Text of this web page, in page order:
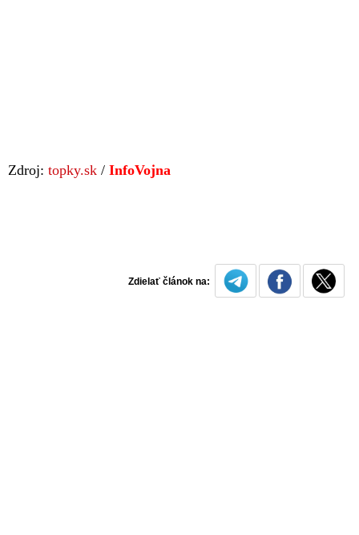
Zdroj: topky.sk / InfoVojna
Zdielať článok na: